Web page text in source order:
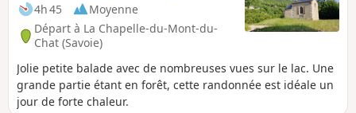
4h 45
Moyenne
Départ à La Chapelle-du-Mont-du-
Chat (Savoie)
Jolie petite balade avec de nombreuses vues sur le lac. Une
grande partie étant en forêt, cette randonnée est idéale un
jour de forte chaleur.